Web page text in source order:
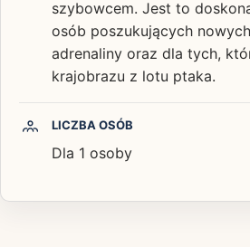
szybowcem. Jest to
osób poszukujących
adrenaliny oraz dla tych,
krajobrazu z lotu ptaka.
LICZBA OSÓB
Dla 1 osoby